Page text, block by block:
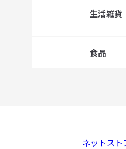
生活雑貨
食品
ネットスト